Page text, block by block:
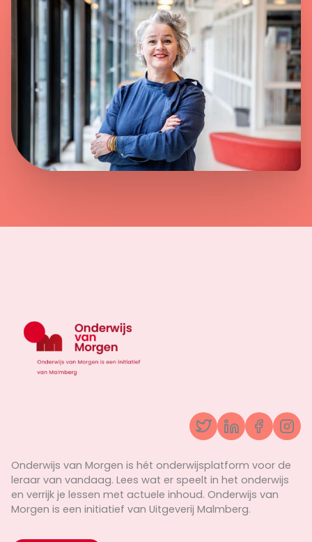
TwitterLinkedIn
Onderwijs van Morgen is hét onderwijsplatform voor de
leraar van vandaag. Lees wat er speelt in het onderwijs
en verrijk je lessen met actuele inhoud. Onderwijs van
Morgen is een initiatief van Uitgeverij Malmberg.